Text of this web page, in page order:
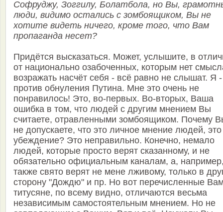
Софруджу, Зоггилу, Болатбола, но Вы,
люди, видимо остались с зомбоящиком, Вы не
хотите видеть ничего, кроме того, что Вам
пропаганда несет?
Придётся высказаться. Может, услышите, в
от национально озабоченных, которым нет
возражать насчёт себя - всё равно не слышат. Я -
против обнуления Путина. Мне это очень не
понравилось! Это, во-первых. Во-вторых, Ваша
ошибка в том, что людей с другим мнением Вы
считаете, отравленными зомбоящиком. Почему
не допускаете, что это личное мнение людей,
убеждение? Это неправильно. Конечно, немало
людей, которые просто верят сказанному, и не
обязательно официальным каналам, а,
также свято верят не мене лживому, только в
сторону "Дождю" и пр. Но вот перечисленные
титусяне, по всему видно, отличаются весьма
независимым самостоятельным мнением. Но не